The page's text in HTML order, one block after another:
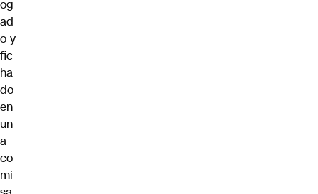
og
ad
o y
fic
ha
do
en
un
a
co
mi